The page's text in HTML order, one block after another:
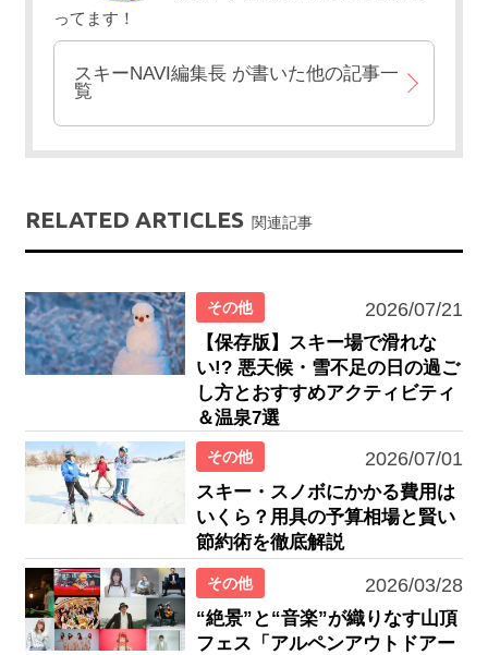
ってます！
スキーNAVI編集長 が書いた他の記事一
覧
RELATED ARTICLES 関連記事
その他 2026/07/21
【保存版】スキー場で滑れな
い!? 悪天候・雪不足の日の過ご
し方とおすすめアクティビティ
＆温泉7選
その他 2026/07/01
スキー・スノボにかかる費用は
いくら？用具の予算相場と賢い
節約術を徹底解説
その他 2026/03/28
“絶景”と“音楽”が織りなす山頂
フェス「アルペンアウトドアー